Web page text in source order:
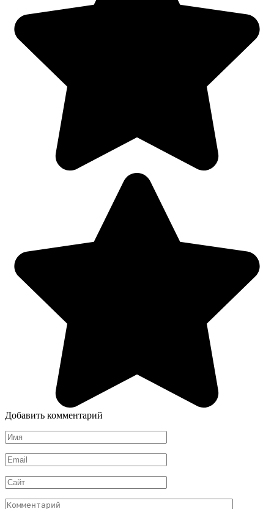
Добавить комментарий
Имя
*
Email
*
Сайт
Комментарий